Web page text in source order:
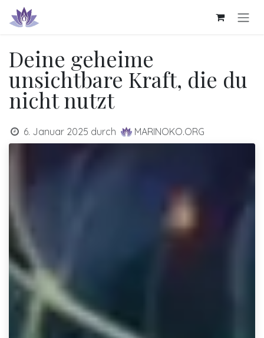
Zum Inhalt springen
Deine geheime
unsichtbare Kraft, die du
nicht nutzt
6. Januar 2025 durch MARINOKO.ORG